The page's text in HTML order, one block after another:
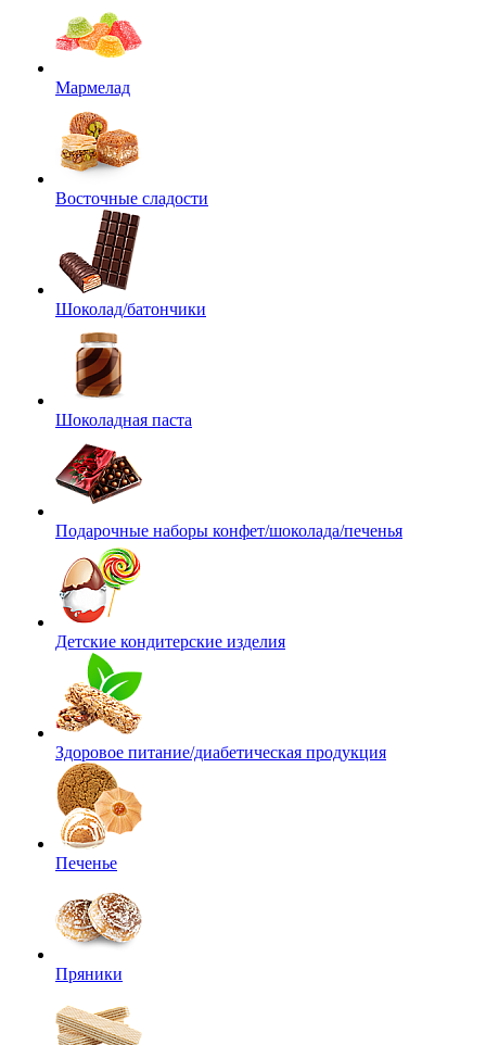
Мармелад
Восточные сладости
Шоколад/батончики
Шоколадная паста
Подарочные наборы конфет/шоколада/печенья
Детские кондитерские изделия
Здоровое питание/диабетическая продукция
Печенье
Пряники